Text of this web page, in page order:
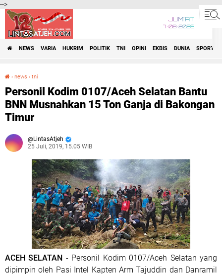
-->
JUM'AT
7•08•2026
NEWS VARIA HUKRIM POLITIK TNI OPINI EKBIS DUNIA SPORT
› news › tni
Personil Kodim 0107/Aceh Selatan Bantu
BNN Musnahkan 15 Ton Ganja di Bakongan
Timur
LintasAtjeh
25 Juli, 2019, 15.05 WIB
ACEH SELATAN - Personil Kodim 0107/Aceh Selatan yang
dipimpin oleh Pasi Intel Kapten Arm Tajuddin dan Danramil